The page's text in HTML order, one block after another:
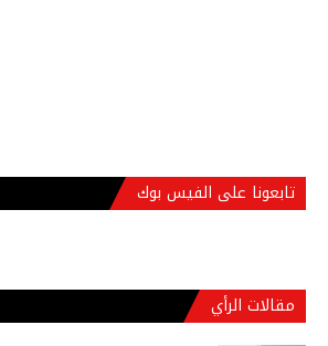
تابعونا على الفيس بوك
مقالات الرأي